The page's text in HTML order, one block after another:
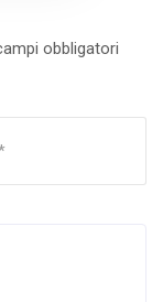
obbligatori